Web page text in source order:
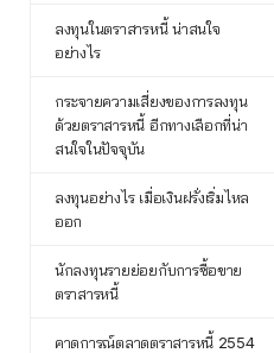
ลงทุนในตราสารหนี้ น่าสนใจ
อย่างไร
กระจายความเสี่ยงของการลงทุน
ด้วยตราสารหนี้ อีกทางเลือกที่น่า
สนใจในปัจจุบัน
ลงทุนอย่างไร เมื่อเงินฝรั่งเริ่มไหล
ออก
นักลงทุนรายย่อยกับการซื้อขาย
ตราสารหนี้
คาดการณ์ตลาดตราสารหนี้ 2554